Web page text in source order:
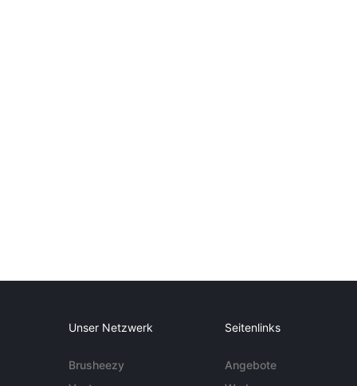
Unser Netzwerk
Brusheezy
Seitenlinks
Angebote